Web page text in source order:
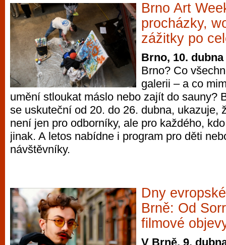
Brno Art
procházky,
zážitky po
Brno, 10. dubna
Brno? Co
galerii – a co
umění stloukat máslo nebo zajít do sauny?
se uskuteční od 20. do 26. dubna, ukazuje,
není jen pro odborníky, ale pro každého,
jinak. A letos nabídne i program pro děti
návštěvníky.
Dny
Brně: Od
filmové
V Brně, 9.